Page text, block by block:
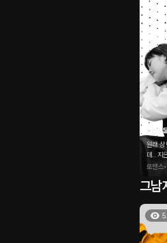
너의
원래 상
데.. 지
니까 보
로맨스
그남